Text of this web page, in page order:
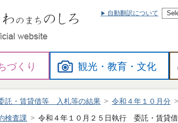
自動翻訳について
づくり 観光・教育・文化
託・賃貸借等 入札等の結果 令和４年１０月分
検査課 令和４年１０月２５日執行 委託・賃貸